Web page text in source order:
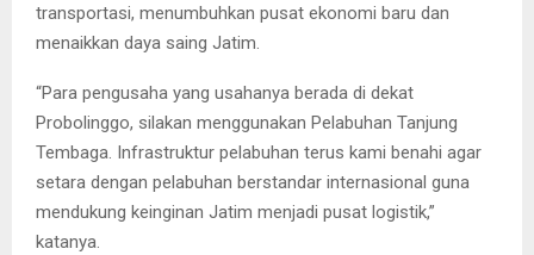
transportasi, menumbuhkan pusat ekonomi baru dan
menaikkan daya saing Jatim.
“Para pengusaha yang usahanya berada di dekat
Probolinggo, silakan menggunakan Pelabuhan Tanjung
Tembaga. Infrastruktur pelabuhan terus kami benahi agar
setara dengan pelabuhan berstandar internasional guna
mendukung keinginan Jatim menjadi pusat logistik,”
katanya.